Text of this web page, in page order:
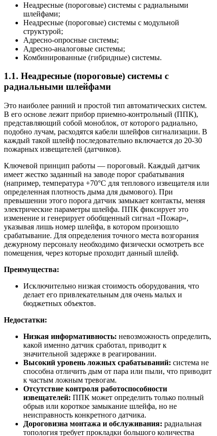
Неадресные (пороговые) системы с радиальными
шлейфами;
Неадресные (пороговые) системы с модульной
структурой;
Адресно-опросные системы;
Адресно-аналоговые системы;
Комбинированные (гибридные) системы.
1.1. Неадресные (пороговые) системы с
радиальными шлейфами
Это наиболее ранний и простой тип автоматических систем.
В его основе лежит прибор приемно-контрольный (ППК),
представляющий собой моноблок, от которого радиально,
подобно лучам, расходятся кабели шлейфов сигнализации. В
каждый такой шлейф последовательно включается до 20-30
пожарных извещателей (датчиков).
Ключевой принцип работы — пороговый. Каждый датчик
имеет жестко заданный на заводе порог срабатывания
(например, температура +70°C для теплового извещателя или
определенная плотность дыма для дымового). При
превышении этого порога датчик замыкает контакты, меняя
электрические параметры шлейфа. ППК фиксирует это
изменение и генерирует обобщенный сигнал «Пожар»,
указывая лишь номер шлейфа, в котором произошло
срабатывание. Для определения точного места возгорания
дежурному персоналу необходимо физически осмотреть все
помещения, через которые проходит данный шлейф.
Преимущества:
Исключительно низкая стоимость оборудования, что
делает его привлекательным для очень малых и
бюджетных объектов.
Недостатки:
Низкая информативность: невозможность определить,
какой именно датчик сработал, приводит к
значительной задержке в реагировании.
Высокий уровень ложных срабатываний: система не
способна отличить дым от пара или пыли, что приводит
к частым ложным тревогам.
Отсутствие контроля работоспособности
извещателей: ППК может определить только полный
обрыв или короткое замыкание шлейфа, но не
неисправность конкретного датчика.
Дороговизна монтажа и обслуживания: радиальная
топология требует прокладки большого количества